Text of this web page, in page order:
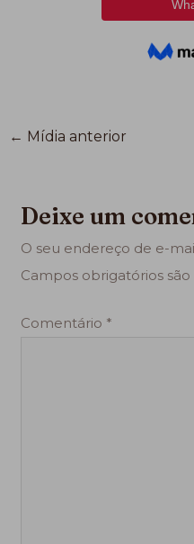
← Mídia anterior
Deixe um
O seu endereço de e-
Campos obrigatórios
Comentário *